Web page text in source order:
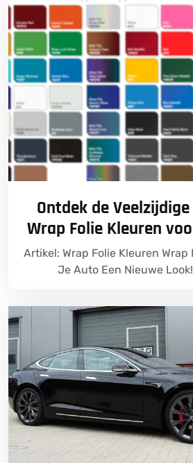
Ontdek de
Wrap Folie Kleuren
Artikel: Wrap Folie Kleuren Wrap
Je Auto Een Nieuwe